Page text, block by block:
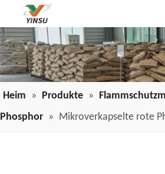
Heim » Produkte »
Phosphor » Mikroverkapselte rote